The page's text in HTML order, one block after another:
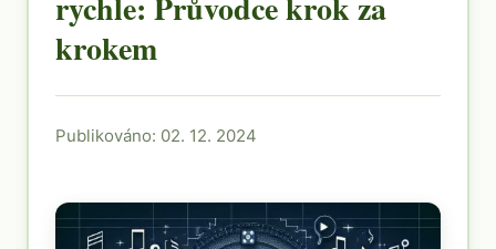
krokem
Publikováno: 02. 12. 2024